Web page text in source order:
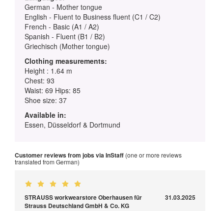
German - Mother tongue
English - Fluent to Business fluent (C1 / C2)
French - Basic (A1 / A2)
Spanish - Fluent (B1 / B2)
Griechisch (Mother tongue)
Clothing measurements:
Height : 1.64 m
Chest: 93
Waist: 69 Hips: 85
Shoe size: 37
Available in:
Essen, Düsseldorf & Dortmund
Customer reviews from jobs via InStaff (one or more reviews
translated from German)
STRAUSS workwearstore Oberhausen für
Strauss Deutschland GmbH & Co. KG
31.03.2025